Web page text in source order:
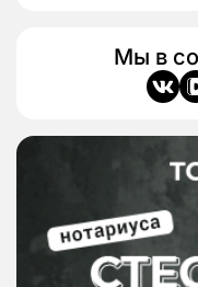
Мы в